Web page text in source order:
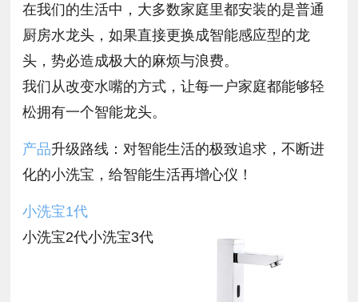
在我们的生活中，大多数家庭里都安装的是普通
厨房水龙头，如果直接更换成智能感应型的龙
头，势必造成极大的麻烦与浪费。
我们从改变水嘴的方式，让每一户家庭都能够轻
松拥有一个智能龙头。
产品升级路线：对智能生活的极致追求，不断进
化的小洗宝，给智能生活再增心仪！
小洗宝1代
小洗宝2代小洗宝3代